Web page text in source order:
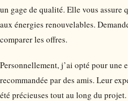
un gage de qualité. Elle vous assure
aux énergies renouvelables.
comparer les offres.
Personnellement, j’ai opté pour une
recommandée par des amis. Leur
été précieuses tout au long du projet.